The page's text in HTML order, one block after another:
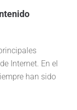
Internet. En el
han sido